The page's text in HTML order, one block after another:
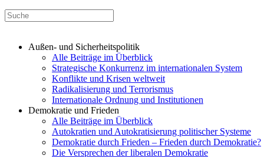
Außen- und Sicherheitspolitik
Alle Beiträge im Überblick
Strategische Konkurrenz im internationalen System
Konflikte und Krisen weltweit
Radikalisierung und Terrorismus
Internationale Ordnung und Institutionen
Demokratie und Frieden
Alle Beiträge im Überblick
Autokratien und Autokratisierung politischer Systeme
Demokratie durch Frieden – Frieden durch Demokratie?
Die Versprechen der liberalen Demokratie